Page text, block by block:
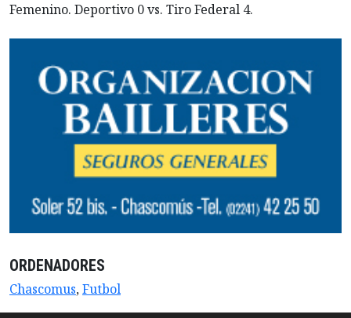
Femenino. Deportivo 0 vs. Tiro Federal 4.
ORDENADORES
Chascomus,Futbol